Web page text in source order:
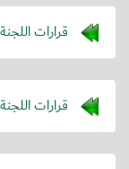
قرارات
قرارات